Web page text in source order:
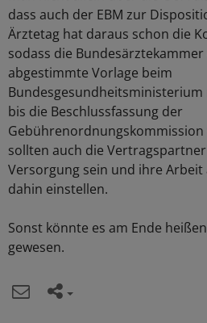
dass auch der EBM zur
Ärztetag hat daraus schon die
sodass die
abgestimmte Vorlage beim
bis die Beschlussfassung der
sollten auch die
Versorgung sein und ihre Arbeit
dahin einstellen.
Sonst könnte es am Ende
gewesen.